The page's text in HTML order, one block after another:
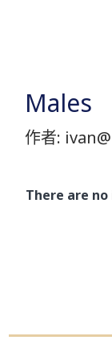
Males
作者:
There are no